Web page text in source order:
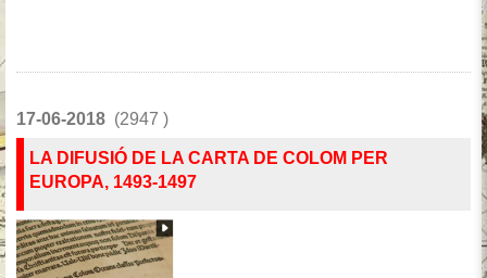
17-06-2018 (2947 )
LA DIFUSIÓ DE LA CARTA DE COLOM PER
EUROPA, 1493-1497